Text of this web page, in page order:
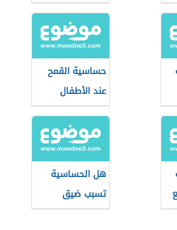
حساسية القمح
عند الأطفال
هل الحساسية
تسبب ضيق
التنفس